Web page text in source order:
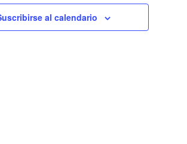
g
ai
al calendario